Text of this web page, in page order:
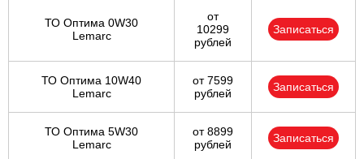
ТО Оптима 0W30
Lemarc
от
10299
рублей
Записаться
ТО Оптима 10W40
Lemarc
от 7599
рублей
Записаться
ТО Оптима 5W30
Lemarc
от 8899
рублей
Записаться